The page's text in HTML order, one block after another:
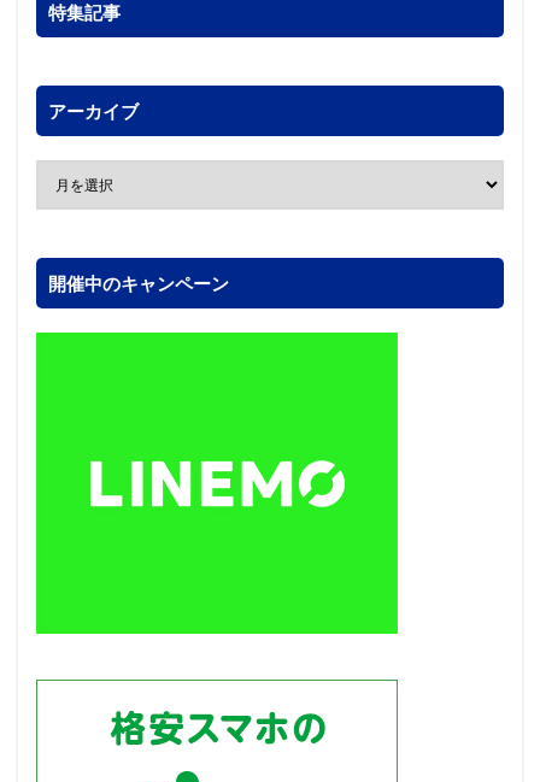
特集記事
アーカイブ
開催中のキャンペーン